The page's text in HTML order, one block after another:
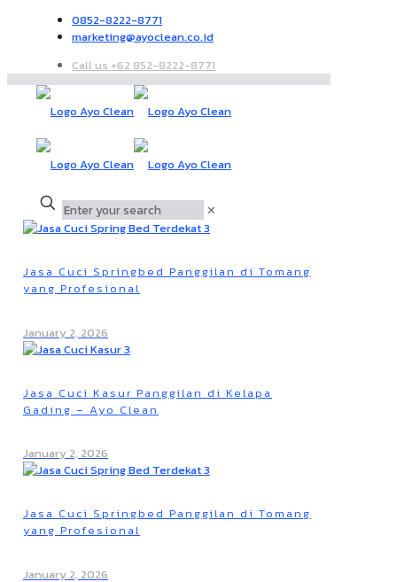
0852-8222-8771
marketing@ayoclean.co.id
Call us +62 852-8222-8771
✕
Jasa Cuci Springbed Panggilan di Tomang
yang Profesional
January 2, 2026
Jasa Cuci Kasur Panggilan di Kelapa
Gading – Ayo Clean
January 2, 2026
Jasa Cuci Springbed Panggilan di Tomang
yang Profesional
January 2, 2026